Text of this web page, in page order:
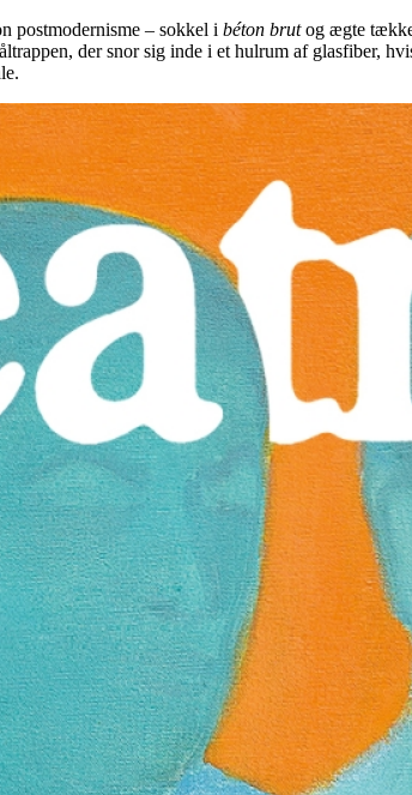
postmodernisme – sokkel i béton brutog ægte
der snor sig inde i et hulrum af glasfiber,